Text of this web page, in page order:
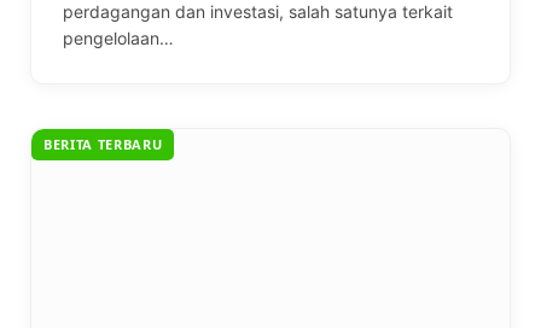
perdagangan dan investasi, salah satunya terkait
pengelolaan…
BERITA TERBARU